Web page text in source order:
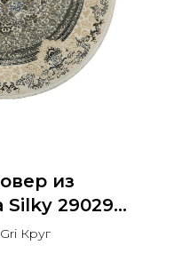
из
Silky 29029
Круг